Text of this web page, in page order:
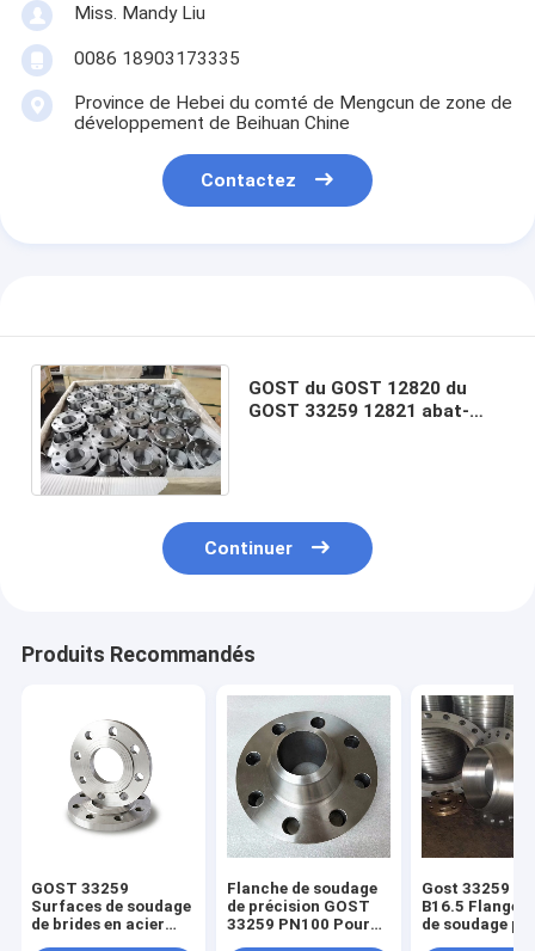
Miss. Mandy Liu
0086 18903173335
Province de Hebei du comté de Mengcun de zone de
développement de Beihuan Chine
Contactez
GOST du GOST 12820 du
GOST 33259 12821 abat-
Continuer
Produits Recommandés
GOST 33259
Surfaces de soudage
de brides en acier
Flanche de soudage
de précision GOST
33259 PN100 Pour
Gost 33259
B16.5 Flange
de soudage